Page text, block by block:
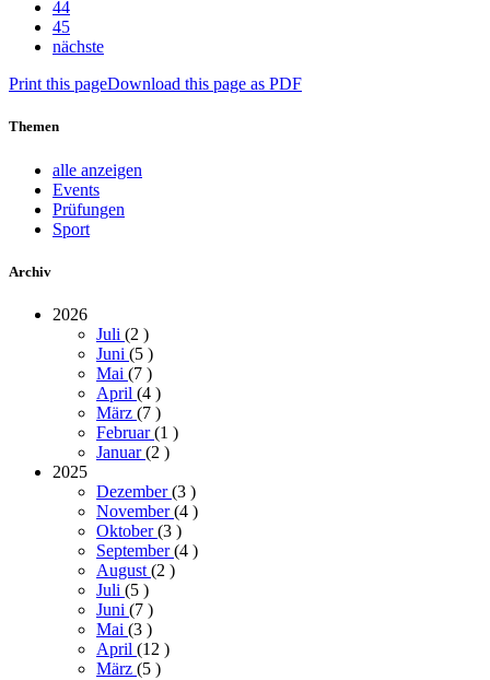
44
45
nächste
Print this pageDownload this page as PDF
Themen
alle anzeigen
Events
Prüfungen
Sport
Archiv
2026
Juli (2 )
Juni (5 )
Mai (7 )
April (4 )
März (7 )
Februar(1 )
Januar(2 )
2025
Dezember(3 )
November(4 )
Oktober(3 )
September(4 )
August (2 )
Juli (5 )
Juni (7 )
Mai (3 )
April (12 )
März (5 )